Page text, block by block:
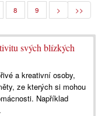
8 9 > >>
svých blízkých
a kreativní osoby,
ze kterých si mohou
Například